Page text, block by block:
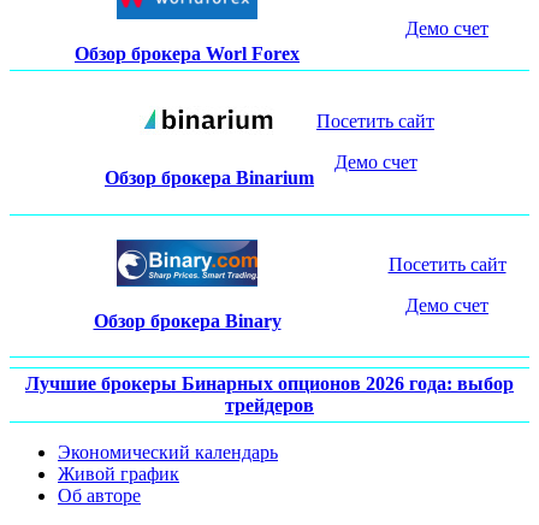
Обзор брокера Worl Forex
Демо счет
Обзор брокера Binarium
Посетить сайт
Демо счет
Обзор брокера Binary
Посетить сайт
Демо счет
Лучшие брокеры Бинарных опционов 2026 года: выбор
трейдеров
Экономический календарь
Живой график
Об авторе